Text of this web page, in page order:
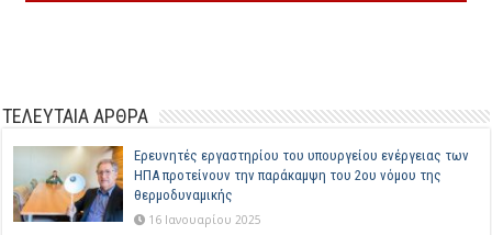
ΤΕΛΕΥΤΑΙΑ ΑΡΘΡΑ
Ερευνητές εργαστηρίου του υπουργείου ενέργειας των
ΗΠΑ προτείνουν την παράκαμψη του 2ου νόμου της
θερμοδυναμικής
16 Ιανουαρίου 2025